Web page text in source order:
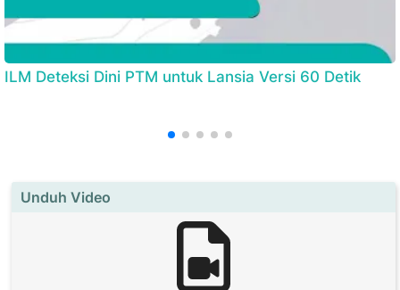
ILM Deteksi Dini PTM untuk Lansia Versi 60 Detik
Unduh Video